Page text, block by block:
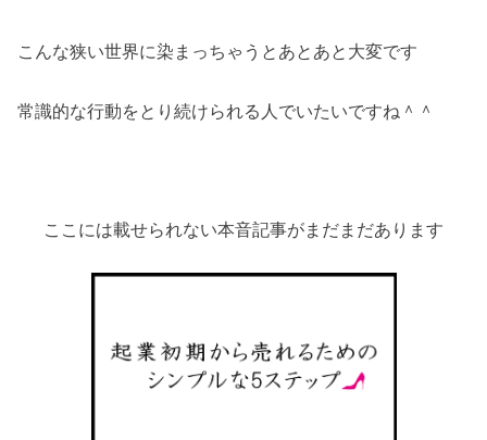
こんな狭い世界に染まっちゃうとあとあと大変です
常識的な行動をとり続けられる人でいたいですね＾＾
ここには載せられない本音記事がまだまだあります